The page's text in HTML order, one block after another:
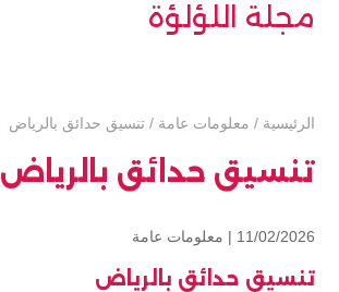
مجلة اللؤلؤة
الرئيسية / معلومات عامة / تنسيق حدائق بالرياض
تنسيق حدائق بالرياض
11/02/2026 | معلومات عامة
تنسيق حدائق بالرياض